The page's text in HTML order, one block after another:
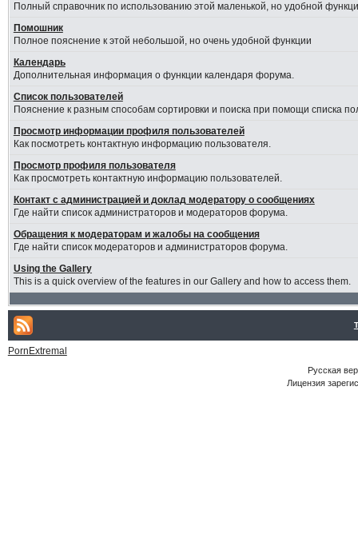
Полный справочник по использованию этой маленькой, но удобной
Помошник
Полное пояснение к этой небольшой, но очень удобной функции
Календарь
Дополнительная информация о функции календаря форума.
Список пользователей
Пояснение к разным способам сортировки и поиска при помощи списка
Просмотр информации профиля пользователей
Как посмотреть контактную информацию пользователя.
Просмотр профиля пользователя
Как просмотреть контактную информацию пользователей.
Контакт с администрацией и доклад модератору о сообщениях
Где найти список администраторов и модераторов форума.
Обращения к модераторам и жалобы на сообщения
Где найти список модераторов и администраторов форума.
Using the Gallery
This is a quick overview of the features in our Gallery and how to access them.
PornExtremal
Русская
Лицензия